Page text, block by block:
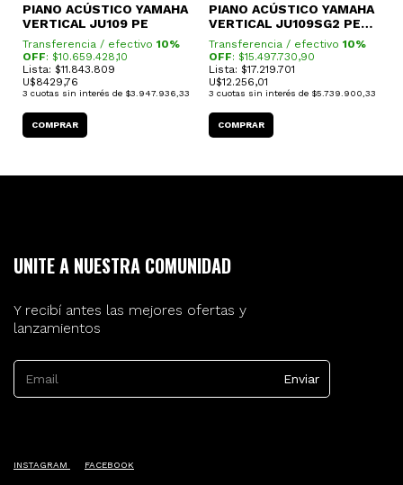
PIANO ACÚSTICO YAMAHA
VERTICAL JU109 PE
Transferencia / efectivo 10%
OFF: $10.659.428,10
Lista: $11.843.809
U$8429,76
3 cuotas sin interés de $3.947.936,33
PIANO ACÚSTICO YAMAHA
VERTICAL JU109SG2 PE
SILENT
Transferencia / efectivo 10%
OFF: $15.497.730,90
Lista: $17.219.701
U$12.256,01
3 cuotas sin interés de $5.739.900,33
UNITE A NUESTRA COMUNIDAD
Y recibí antes las mejores ofertas y
lanzamientos
INSTAGRAM FACEBOOK